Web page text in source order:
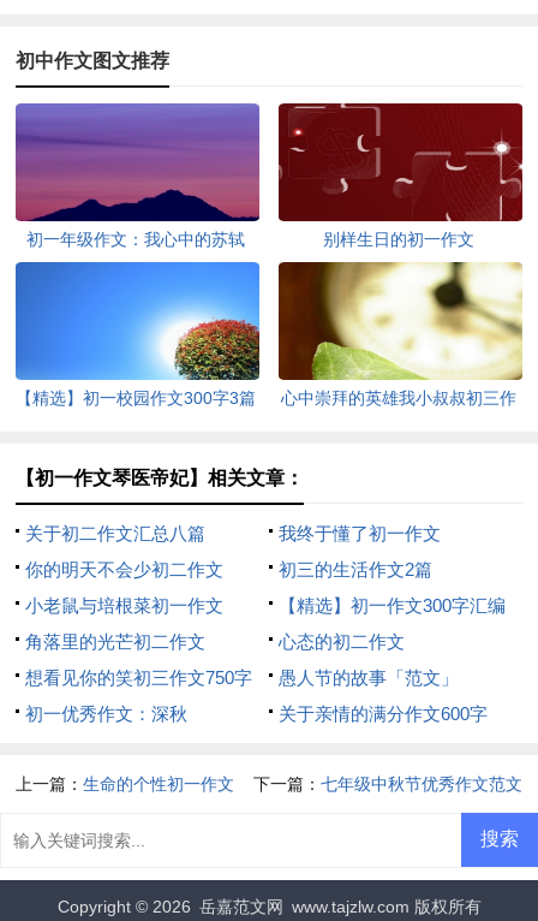
初中作文图文推荐
初一年级作文：我心中的苏轼 别样生日的初一作文
【精选】初一校园作文300字3篇
心中崇拜的英雄我小叔叔初三作
【初一作文琴医帝妃】相关文章：
关于初二作文汇总八篇
我终于懂了初一作文
你的明天不会少初二作文
初三的生活作文2篇
小老鼠与培根菜初一作文
【精选】初一作文300字汇编
五篇
角落里的光芒初二作文
心态的初二作文
想看见你的笑初三作文750字
愚人节的故事「范文」
初一优秀作文：深秋
关于亲情的满分作文600字
上一篇：生命的个性初一作文 下一篇： 七年级中秋节优秀作文范文
Copyright © 2026 岳嘉范文网 www.tajzlw.com 版权所有